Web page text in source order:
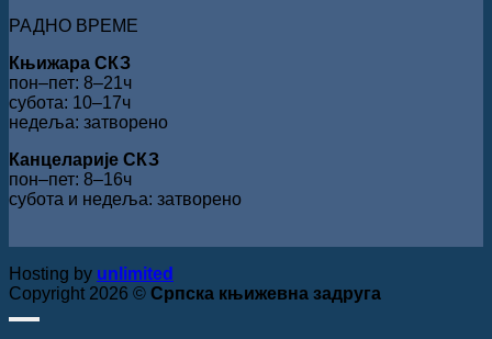
РАДНО ВРЕМЕ
Књижара СКЗ
пон‒пет: 8‒21ч
субота: 10‒17ч
недеља: затворено
Канцеларије СКЗ
пон‒пет: 8‒16ч
субота и недеља: затворено
Hosting by unlimited
Copyright 2026 © Српска књижевна задруга